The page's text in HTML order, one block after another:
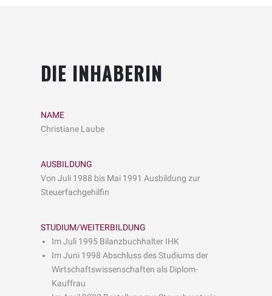
DIE INHABERIN
NAME
Christiane Laube
AUSBILDUNG
Von Juli 1988 bis Mai 1991 Ausbildung zur
Steuerfachgehilfin
STUDIUM/WEITERBILDUNG
Im Juli 1995 Bilanzbuchhalter IHK
Im Juni 1998 Abschluss des Studiums der
Wirtschaftswissenschaften als Diplom-
Kauffrau